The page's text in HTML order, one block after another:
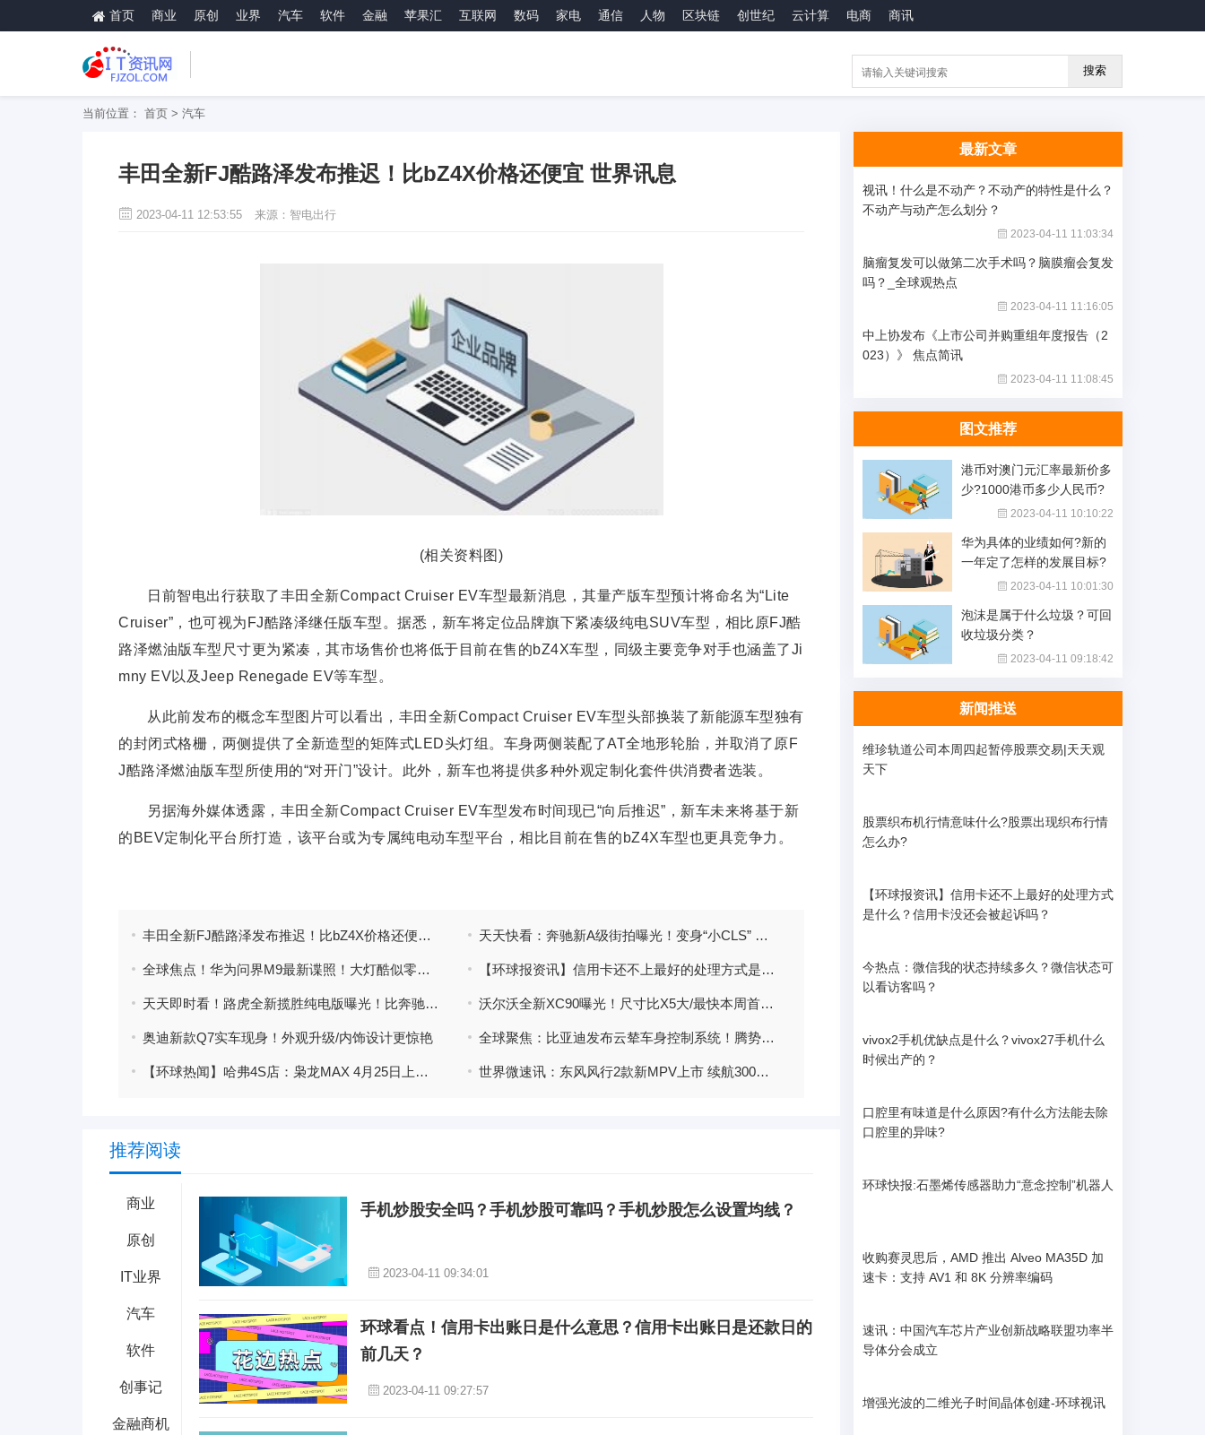
首页 商业 原创 业界 汽车 软件 金融 苹果汇 互联网 数码 家电 通信 人物 区块链 创世纪 云计算 电商 商讯
搜索
当前位置： 首页 > 汽车
丰田全新FJ酷路泽发布推迟！比bZ4X价格还便宜 世界讯息
2023-04-11 12:53:55 来源：智电出行
(相关资料图)
日前智电出行获取了丰田全新Compact Cruiser EV车型最新消息，其量产版车型预计将命名为“Lite
Cruiser”，也可视为FJ酷路泽继任版车型。据悉，新车将定位品牌旗下紧凑级纯电SUV车型 ，相比原FJ酷
路泽燃油版车型尺寸更为紧凑，其市场售价也将低于目前在售的bZ4X车型，同级主要竞争对手也涵盖了Ji
mny EV以及Jeep Renegade EV等车型。
从此前发布的概念车型图片可以看出，丰田全新Compact Cruiser EV车型头部换装了新能源车型独有
的封闭式格栅，两侧提供了全新造型的矩阵式LED头灯组。车身两侧装配了AT全地形轮胎，并取消了原F
J酷路泽燃油版车型所使用的“对开门”设计。此外，新车也将提供多种外观定制化套件供消费者选装。
另据海外媒体透露，丰田全新Compact Cruiser EV车型发布时间现已“向后推迟”，新车未来将基于新
的BEV定制化平台所打造，该平台或为专属纯电动车型平台，相比目前在售的bZ4X车型也更具竞争力。
丰田全新FJ酷路泽发布推迟！比bZ4X价格还便宜 世界讯息 天天快看：奔驰新A级街拍曝光！变身“小CLS” 预计5月上市
全球焦点！华为问界M9最新谍照！大灯酷似零跑S01 配激光雷达 【环球报资讯】信用卡还不上最好的处理方式是什么？信用卡没还会被起诉吗？
天天即时看！路虎全新揽胜纯电版曝光！比奔驰EQS价格还贵 沃尔沃全新XC90曝光！尺寸比X5大/最快本周首发-全球独家
奥迪新款Q7实车现身！外观升级/内饰设计更惊艳 全球聚焦：比亚迪发布云辇车身控制系统！腾势N7、仰望U8首搭
【环球热闻】哈弗4S店：枭龙MAX 4月25日上市！预计卖17.5-18.5万 世界微速讯：东风风行2款新MPV上市 续航300公里 13.99万起售
推荐阅读
商业
原创
IT业界
汽车
软件
创事记
金融商机
手机炒股安全吗？手机炒股可靠吗？手机炒股怎么设置均线？
2023-04-11 09:34:01
环球看点！信用卡出账日是什么意思？信用卡出账日是还款日的
前几天？
2023-04-11 09:27:57
最新文章
视讯！什么是不动产？不动产的特性是什么？
不动产与动产怎么划分？
2023-04-11 11:03:34
脑瘤复发可以做第二次手术吗？脑膜瘤会复发
吗？_全球观热点
2023-04-11 11:16:05
中上协发布《上市公司并购重组年度报告（2
023）》 焦点简讯
2023-04-11 11:08:45
图文推荐
港币对澳门元汇率最新价多
少?1000港币多少人民币?
2023-04-11 10:10:22
华为具体的业绩如何?新的
一年定了怎样的发展目标?
2023-04-11 10:01:30
泡沫是属于什么垃圾？可回
收垃圾分类？
2023-04-11 09:18:42
新闻推送
维珍轨道公司本周四起暂停股票交易|天天观
天下
股票织布机行情意味什么?股票出现织布行情
怎么办?
【环球报资讯】信用卡还不上最好的处理方式
是什么？信用卡没还会被起诉吗？
今热点：微信我的状态持续多久？微信状态可
以看访客吗？
vivox2手机优缺点是什么？vivox27手机什么
时候出产的？
​口腔里有味道是什么原因?有什么方法能去除
口腔里的异味?
环球快报:石墨烯传感器助力“意念控制”机器人
收购赛灵思后，AMD 推出 Alveo MA35D 加
速卡：支持 AV1 和 8K 分辨率编码
速讯：中国汽车芯片产业创新战略联盟功率半
导体分会成立
增强光波的二维光子时间晶体创建-环球视讯